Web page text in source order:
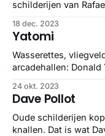
schilderijen van
18 dec. 2023
Yatomi
Wasserettes,
arcadehallen:
locaties. En dat
which I love.
24 okt. 2023
Dave Pollot
Oude schilderijen
knallen. Dat is wat